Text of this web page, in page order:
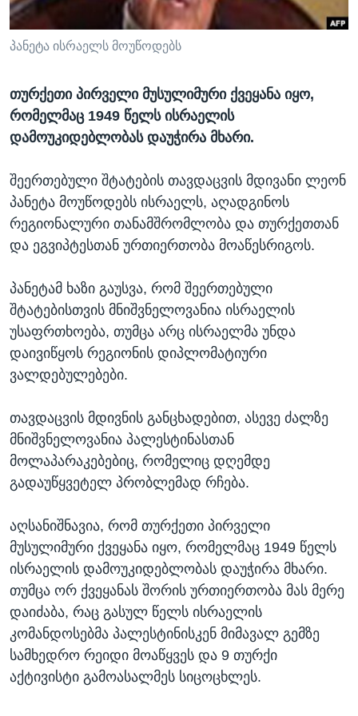
ᲡᲢᲣᲓᲘᲐ ᲕᲐᲨᲘᲜᲒᲢᲝᲜᲘ
ᲔᲙᲝᲜᲝᲛᲘᲙᲐ
ᲯᲐᲜᲛᲠᲗᲔᲚᲝᲑᲐ
ᲘᲜᲢᲔᲠᲕᲘᲣ
ᲙᲣᲚᲢᲣᲠᲐ
ᲓᲔᲖᲘᲜᲤᲝᲠᲛᲐᲪᲘᲐ
Learning English
ენები
პანეტა ისრაელს მოუწოდებს
თურქეთი პირველი მუსულიმური ქვეყანა იყო,
რომელმაც 1949 წელს ისრაელის
დამოუკიდებლობას დაუჭირა მხარი.
შეერთებული შტატების თავდაცვის მდივანი ლეონ
პანეტა მოუწოდებს ისრაელს, აღადგინოს
რეგიონალური თანამშრომლობა და თურქეთთან
და ეგვიპტესთან ურთიერთობა მოაწესრიგოს.
პანეტამ ხაზი გაუსვა, რომ შეერთებული
შტატებისთვის მნიშვნელოვანია ისრაელის
უსაფრთხოება, თუმცა არც ისრაელმა უნდა
დაივიწყოს რეგიონის დიპლომატიური
ვალდებულებები.
თავდაცვის მდივნის განცხადებით, ასევე ძალზე
მნიშვნელოვანია პალესტინასთან
მოლაპარაკებებიც, რომელიც დღემდე
გადაუწყვეტელ პრობლემად რჩება.
აღსანიშნავია, რომ თურქეთი პირველი
მუსულიმური ქვეყანა იყო, რომელმაც 1949 წელს
ისრაელის დამოუკიდებლობას დაუჭირა მხარი.
თუმცა ორ ქვეყანას შორის ურთიერთობა მას მერე
დაიძაბა, რაც გასულ წელს ისრაელის
კომანდოსებმა პალესტინისკენ მიმავალ გემზე
სამხედრო რეიდი მოაწყვეს და 9 თურქი
აქტივისტი გამოასალმეს სიცოცხლეს.